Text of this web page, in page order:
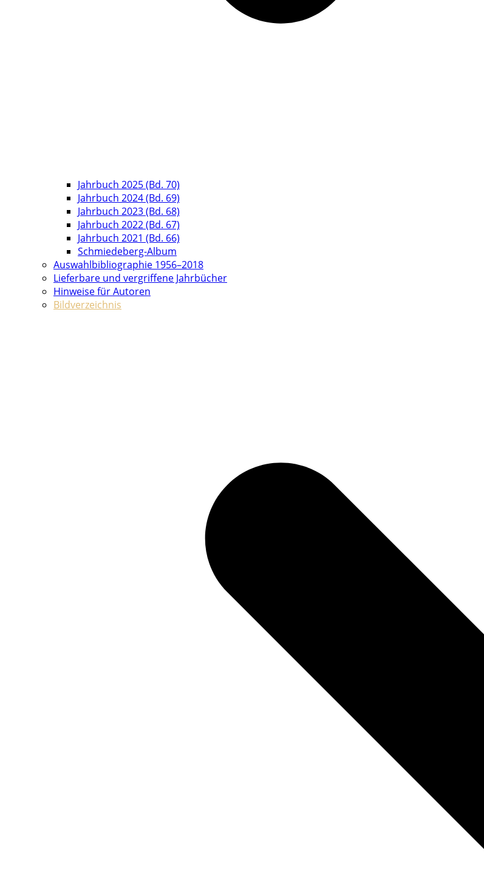
Jahrbuch 2025 (Bd. 70)
Jahrbuch 2024 (Bd. 69)
Jahrbuch 2023 (Bd. 68)
Jahrbuch 2022 (Bd. 67)
Jahrbuch 2021 (Bd. 66)
Schmiedeberg-Album
Auswahlbibliographie 1956–2018
Lieferbare und vergriffene Jahrbücher
Hinweise für Autoren
Bildverzeichnis